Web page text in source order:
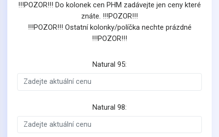
!!!POZOR!!! Do kolonek cen PHM zadávejte jen ceny které
znáte. !!!POZOR!!!
!!!POZOR!!! Ostatní kolonky/políčka nechte prázdné
!!!POZOR!!!
Natural 95:
Natural 98: